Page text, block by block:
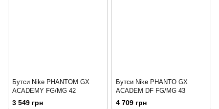
Бутси Nike PHANTOM GX
ACADEMY FG/MG 42
3 549 грн
Бутси Nike PHANTO GX
ACADEM DF FG/MG 43
4 709 грн